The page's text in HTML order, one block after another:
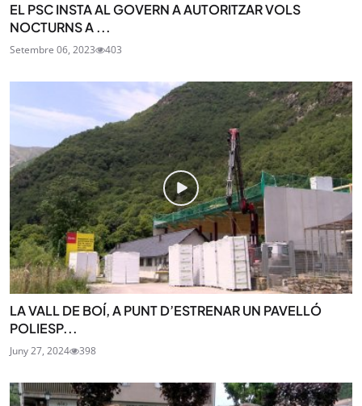
EL PSC INSTA AL GOVERN A AUTORITZAR VOLS
NOCTURNS A ...
Setembre 06, 2023 403
LA VALL DE BOÍ, A PUNT D’ESTRENAR UN PAVELLÓ
POLIESP...
Juny 27, 2024 398